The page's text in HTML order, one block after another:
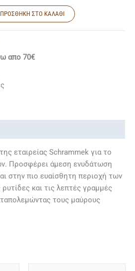
ΠΡΟΣΘΉΚΗ ΣΤΟ ΚΑΛΆΘΙ
απο 70€
εταιρείας Schrammek για το
Προσφέρει άμεση ενυδάτωση
στην πιο ευαίσθητη περιοχή των
ρυτίδες και τις λεπτές γραμμές
τους μαύρους